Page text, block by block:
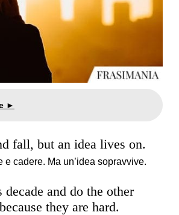
fall, but an idea lives on.
cadere. Ma un’idea sopravvive.
and do the other
they are hard.